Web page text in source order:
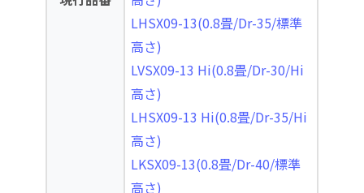
LHSX09-13(0.8畳/Dr-35/標準
高さ)
LVSX09-13 Hi(0.8畳/Dr-30/Hi
高さ)
LHSX09-13 Hi(0.8畳/Dr-35/Hi
高さ)
LKSX09-13(0.8畳/Dr-40/標準
高さ)